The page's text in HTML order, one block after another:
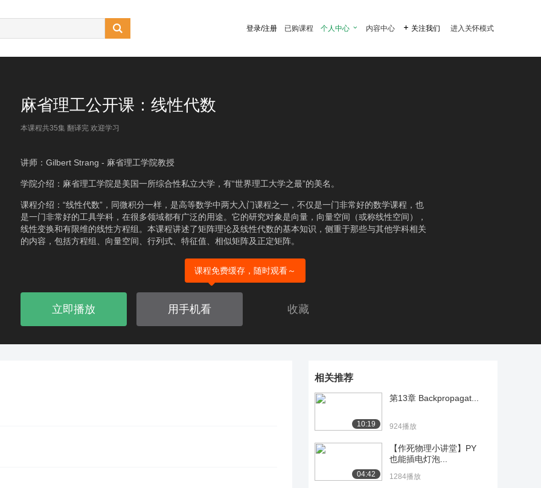
 登录/注册 已购课程 个人中心  内容中心  关注我们 进入关怀模式
麻省理工公开课：线性代数
本课程共35集 翻译完 欢迎学习
讲师：Gilbert Strang - 麻省理工学院教授
学院介绍：麻省理工学院是美国一所综合性私立大学，有“世界理工大学之最”的美名。
课程介绍：“线性代数”，同微积分一样，是高等数学中两大入门课程之一，不仅是一门非常好的数学课程，也
是一门非常好的工具学科，在很多领域都有广泛的用途。它的研究对象是向量，向量空间（或称线性空间），
线性变换和有限维的线性方程组。本课程讲述了矩阵理论及线性代数的基本知识，侧重于那些与其他学科相关
的内容，包括方程组、向量空间、行列式、特征值、相似矩阵及正定矩阵。
立即播放 用手机看
课程免费缓存，随时观看～
收藏
相关推荐
10:19
第13章 Backpropagat...
924播放
04:42
【作死物理小讲堂】PY
也能插电灯泡...
1284播放